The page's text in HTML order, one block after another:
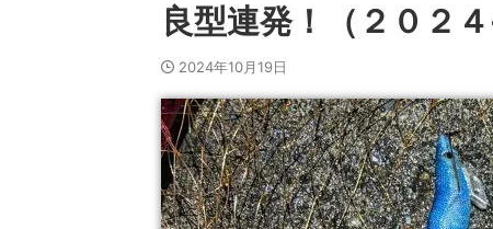
良型連発！（２０２４
2024年10月19日